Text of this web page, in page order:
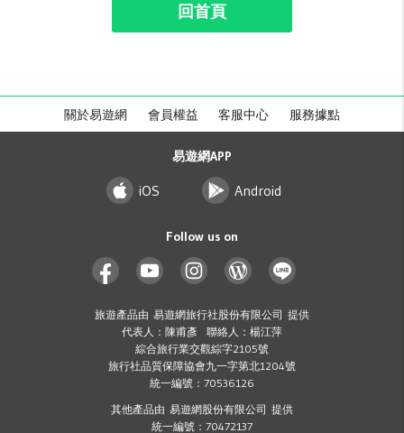
回首頁
關於易遊網 會員權益 客服中心 服務據點
易遊網APP
iOS Android
Follow us on
旅遊產品由 易遊網旅行社股份有限公司 提供
代表人：陳甫彥 聯絡人：楊江萍
綜合旅行業交觀綜字2105號
旅行社品質保障協會九一字第北1204號
統一編號：70536126
其他產品由 易遊網股份有限公司 提供
統一編號：70472137